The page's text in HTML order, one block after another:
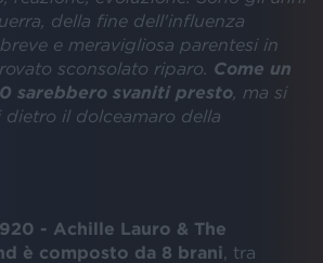
della fine dell'influenza
e meravigliosa parentesi in
sconsolato riparo. Come un
sarebbero svaniti presto, ma si
il dolceamaro della
- Achille Lauro & The
è composto da 8 brani , tra